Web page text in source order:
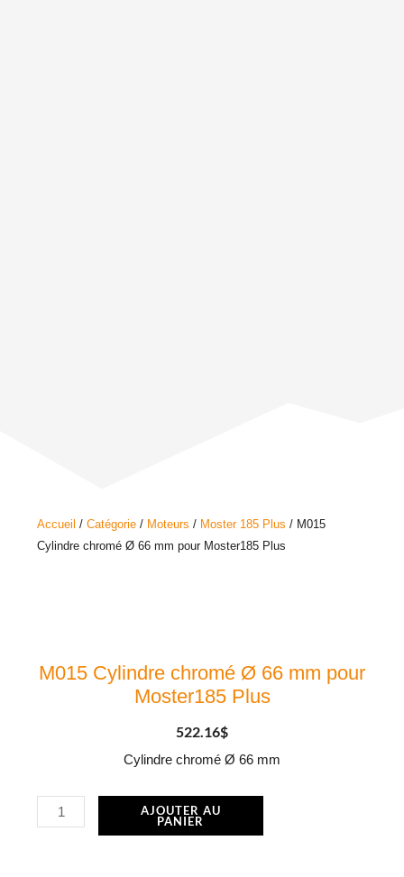
Accueil /Catégorie / Moteurs / Moster 185 Plus / M015
Cylindre chromé Ø 66 mm pour Moster185 Plus
M015 Cylindre chromé Ø 66 mm pour
Moster185 Plus
522.16$
Cylindre chromé Ø 66 mm
quantité
de
AJOUTER AU
PANIER